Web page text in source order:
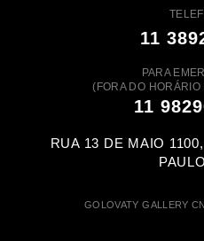
11
PARA
(FORA DO
11
RUA 13 DE MAIO
GOLOVATY GALLERY